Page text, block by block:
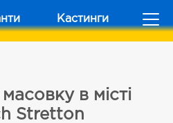
Кастинги
в місті
Stretton